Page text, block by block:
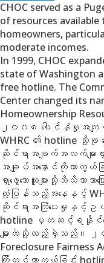
CHOC served as a
of resources
homeowners,
moderate incomes.
In 1999, CHOC
state of Washington
free hotline. The
Center changed its
Homeownership
၂၀၀၈ ပေါင်နှံမှုအက
WHRC ၏ hotline သို့
ဆိုင်ရာအချက်အလက်များရှာ
အချုပ်အနှောင်ကိုကာကွယ်ခ
ရှာဖွေသောသူများသို့သိသိသာသာပ
တုံ့ပြန်သည့်အနေနှင့်
ဆိုင်ရာအကြံပေးမှုနှင့်ဥပ
hotline မှတဆင့်ရနိုင်သ
များထဲသို့ထည့်ခဲ့သည်။
Foreclosure
ကြိုတင်ကာကွယ်ခြင်း